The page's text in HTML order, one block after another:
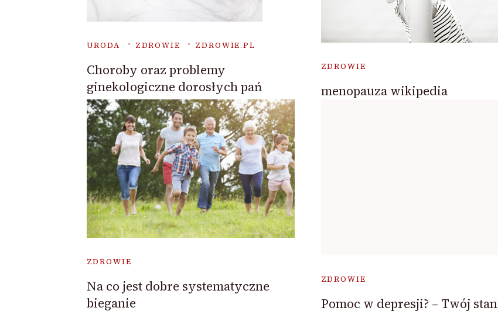
URODA ZDROWIE ZDROWIE.PL
Choroby oraz problemy
ginekologiczne dorosłych pań
ZDROWIE
menopauza wikipedia
ZDROWIE
Na co jest dobre systematyczne
bieganie
ZDROWIE
Pomoc w depresji? – Twój stan